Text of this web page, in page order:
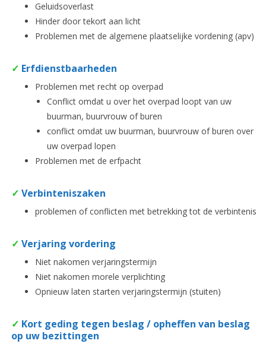
Geluidsoverlast
Hinder door tekort aan licht
Problemen met de algemene plaatselijke vordening (apv)
✓ Erfdienstbaarheden
Problemen met recht op overpad
Conflict omdat u over het overpad loopt van uw
buurman, buurvrouw of buren
conflict omdat uw buurman, buurvrouw of buren over
uw overpad lopen
Problemen met de erfpacht
✓ Verbinteniszaken
problemen of conflicten met betrekking tot de verbintenis
✓ Verjaring vordering
Niet nakomen verjaringstermijn
Niet nakomen morele verplichting
Opnieuw laten starten verjaringstermijn (stuiten)
✓ Kort geding tegen beslag / opheffen van beslag
op uw bezittingen